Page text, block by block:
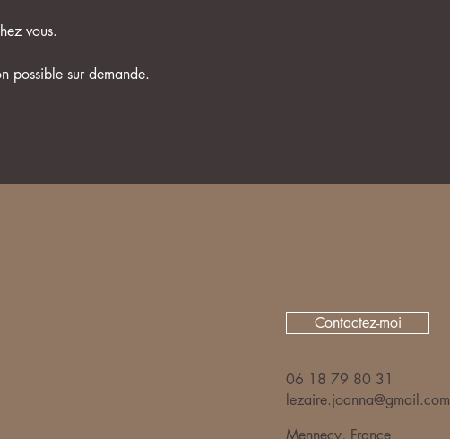
vous.
possible sur demande.
Contactez-moi
06 18 79 80 31
lezaire.joanna@gmail.com
Mennecy, France